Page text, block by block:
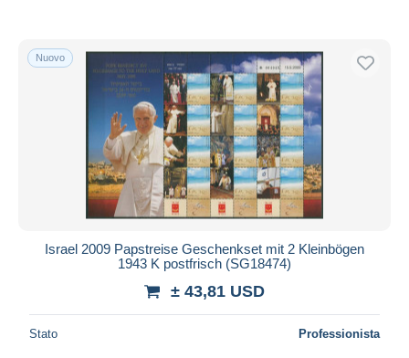
Nuovo
Israel 2009 Papstreise Geschenkset mit 2 Kleinbögen
1943 K postfrisch (SG18474)
± 43,81 USD
Stato Professionista